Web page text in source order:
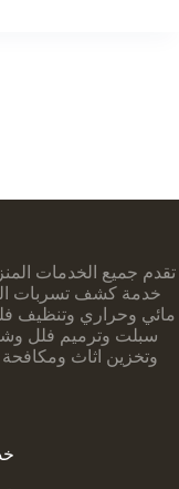
تقدم جميع الخدمات
خدمة كشف تسربات
مائي وحراري وتنظيف
سبلت وترميم فلل
وتخزين اثاث